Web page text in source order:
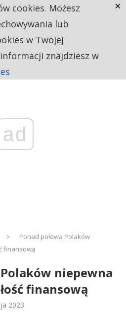
ad
Ponad połowa Polaków
finansową
niepewna
finansową
2023
cookies. Możesz
lub
w Twojej
znajdziesz w
×